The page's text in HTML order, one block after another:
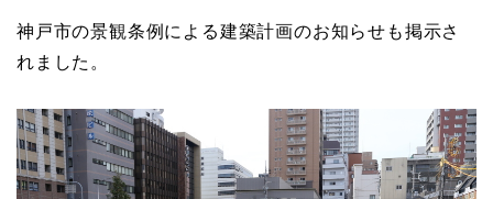
神戸市の景観条例による建築計画のお知らせも掲示さ
れました。